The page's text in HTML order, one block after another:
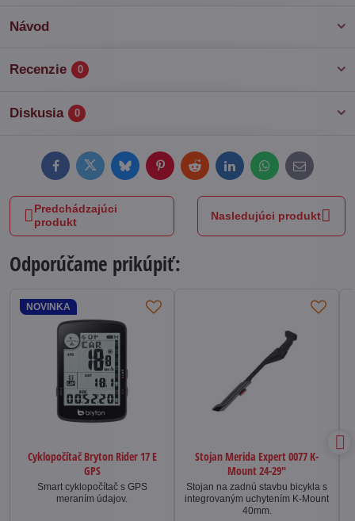
Návod
Recenzie 0
Diskusia 0
FacebookTwitterBlueskyPinterestRedditLinkedInWhatsApp
E-
mail
Predchádzajúci
produkt
Nasledujúci produkt
Odporúčame prikúpiť:
NOVINKA
Cyklopočítač Bryton Rider 17 E
GPS
Smart cyklopočítač s GPS
meraním údajov.
Stojan Merida Expert 0077 K-
Mount 24-29"
Stojan na zadnú stavbu bicykla s
integrovaným uchytením K-Mount
40mm.